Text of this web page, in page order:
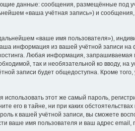
данные: сообщения, размещённые под
«ваша учётная запись») и
«ваше имя пользователя»),
информация из вашей учётной записи на
Любая информация, запрашиваемая
так и необязательной ко вводу,
записи будет общедоступна. Кроме того,
этот же самый пароль,
его в тайне, ни при каких
к вашей учётной записи, вы сможете
ваше имя пользователя и ваш адрес email,